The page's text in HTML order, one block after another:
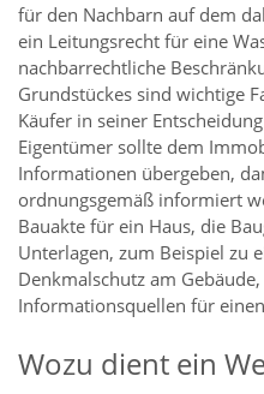
für den Nachbarn auf dem
ein Leitungsrecht für eine
nachbarrechtliche
Grundstückes sind wichtige
Käufer in seiner
Eigentümer sollte dem
Informationen übergeben,
ordnungsgemäß informiert
Bauakte für ein Haus, die
Unterlagen, zum Beispiel zu
Denkmalschutz am
Informationsquellen für
Wozu dient ein